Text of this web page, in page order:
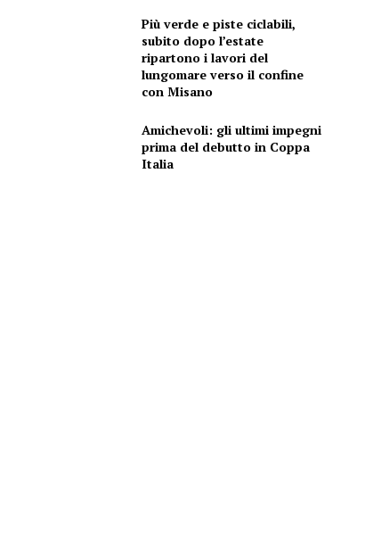
Più verde e piste ciclabili,
subito dopo l’estate
ripartono i lavori del
lungomare verso il confine
con Misano
Amichevoli: gli ultimi impegni
prima del debutto in Coppa
Italia